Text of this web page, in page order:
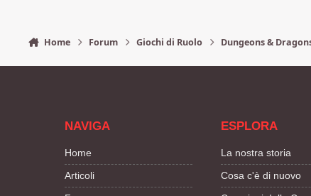
Home Forum Giochi di Ruolo Dungeons &
NAVIGA
Home
Articoli
ESPLORA
La nostra storia
Cosa c'è di nuovo